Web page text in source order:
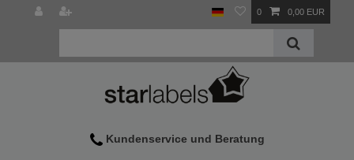
0 0,00 EUR
Kundenservice und Beratung
Wir helfen Ihnen gerne weiter
Bestellung